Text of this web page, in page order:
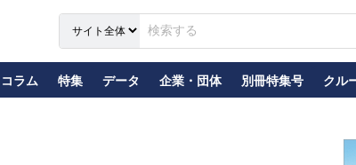
コラム 特集 データ 企業・団体 別冊特集号 クル